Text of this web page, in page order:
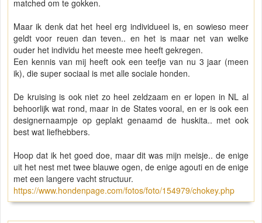
matched om te gokken.
Maar ik denk dat het heel erg individueel is, en sowieso meer
geldt voor reuen dan teven.. en het is maar net van welke
ouder het individu het meeste mee heeft gekregen.
Een kennis van mij heeft ook een teefje van nu 3 jaar (meen
ik), die super sociaal is met alle sociale honden.
De kruising is ook niet zo heel zeldzaam en er lopen in NL al
behoorlijk wat rond, maar in de States vooral, en er is ook een
designernaampje op geplakt genaamd de huskita.. met ook
best wat liefhebbers.
Hoop dat ik het goed doe, maar dit was mijn meisje.. de enige
uit het nest met twee blauwe ogen, de enige agouti en de enige
met een langere vacht structuur.
https://www.hondenpage.com/fotos/foto/154979/chokey.php